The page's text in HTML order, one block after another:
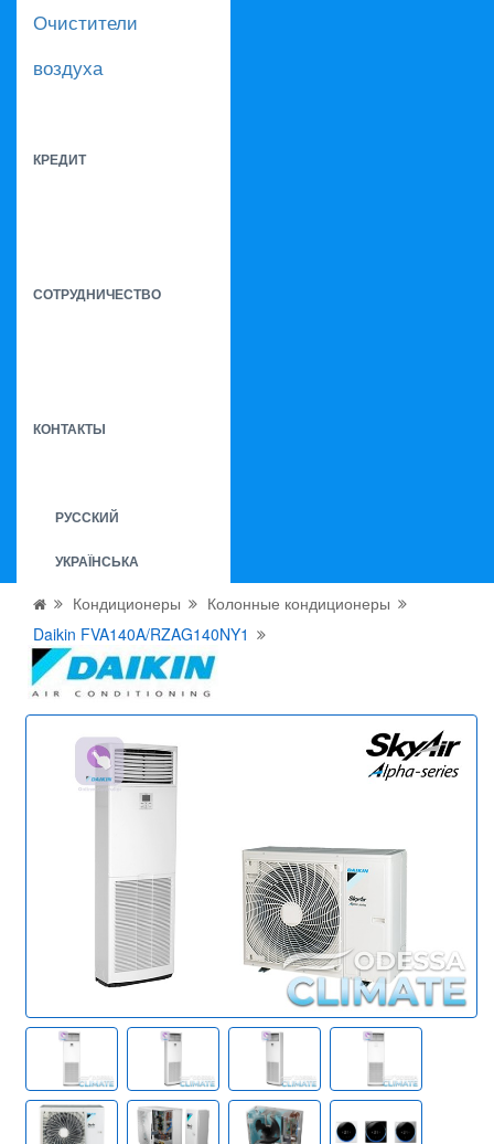
Очистители
воздуха
КРЕДИТ
СОТРУДНИЧЕСТВО
КОНТАКТЫ
РУССКИЙ
УКРАЇНСЬКА
Кондиционеры
Колонные кондиционеры
Daikin FVA140A/RZAG140NY1